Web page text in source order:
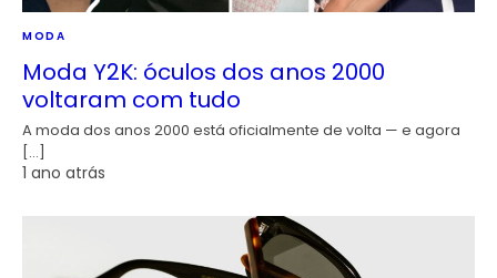
MODA
Moda Y2K: óculos dos anos 2000
voltaram com tudo
A moda dos anos 2000 está oficialmente de volta — e agora
[…]
1 ano atrás